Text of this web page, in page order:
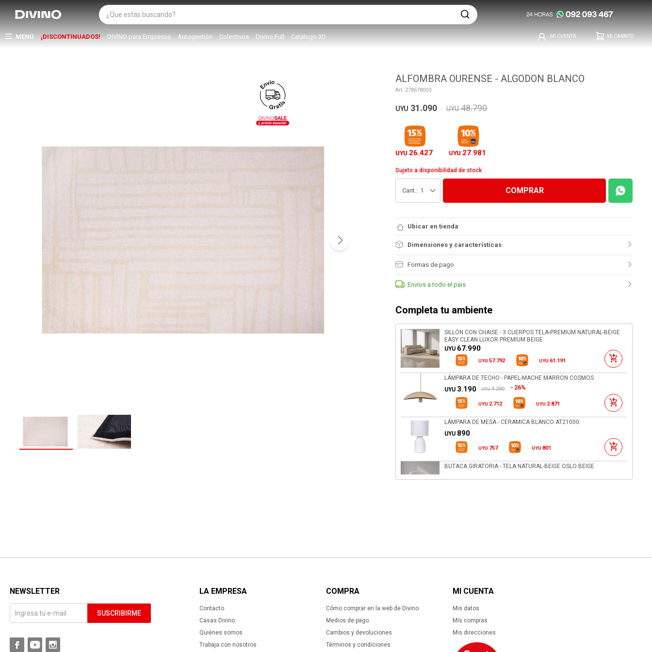
MENÚ ¡DISCONTINUADOS! DIVINO para Empresas Autogestión Colectivos Divino Full Catálogo 3D
ALFOMBRA OURENSE - ALGODON BLANCO
278678003
UYU 31.090 UYU 48.790
UYU 26.427 UYU 27.981
Sujeto a disponibilidad de stock
1 COMPRAR
Ubicar en tienda
Dimensiones y características
Formas de pago
Envíos a todo el pais
Completa tu ambiente
SILLÓN CON CHAISE - 3 CUERPOS TELA-PREMIUM NATURAL-BEIGE
EASY CLEAN LUXOR PREMIUM BEIGE
UYU 67.990
UYU57.792 UYU 61.191
LÁMPARA DE TECHO - PAPEL-MACHE MARRON COSMOS
UYU 3.190 UYU 4.290 26%
UYU 2.712 UYU 2.871
LÁMPARA DE MESA - CERAMICA BLANCO AT21000
UYU 890
UYU 757 UYU 801
BUTACA GIRATORIA - TELA NATURAL-BEIGE OSLO BEIGE
UYU 20.990
LA EMPRESA
Contacto
Casas Divino
Quiénes somos
Trabaja con nosotros
COMPRA
Cómo comprar en la web de Divino
Medios de pago
Cambios y devoluciones
Términos y condiciones
MI CUENTA
Mis datos
Mis compras
Mis direcciones
NEWSLETTER
SUSCRIBIRME
  